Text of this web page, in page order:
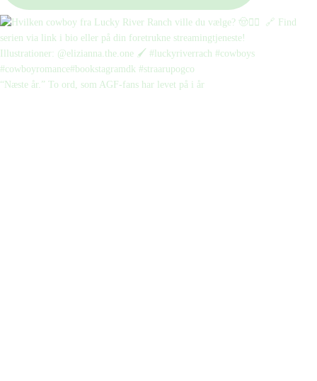
“Næste år.” To ord, som AGF-fans har levet på i år